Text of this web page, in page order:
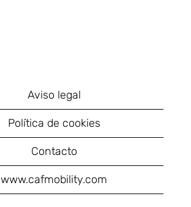
Aviso legal
Política de cookies
Contacto
www.cafmobility.com